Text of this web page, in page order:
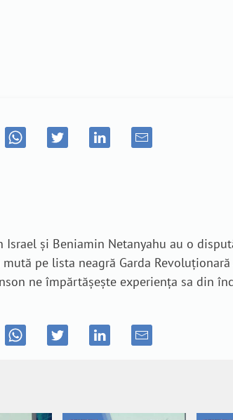
Israel și Beniamin Netanyahu au o
pe lista neagră Garda
ne împărtășește experiența sa din